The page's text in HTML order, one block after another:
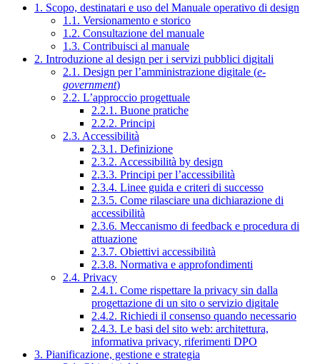
1. Scopo, destinatari e uso del Manuale operativo di design
1.1. Versionamento e storico
1.2. Consultazione del manuale
1.3. Contribuisci al manuale
2. Introduzione al design per i servizi pubblici digitali
2.1. Design per l’amministrazione digitale (e-
government)
2.2. L’approccio progettuale
2.2.1. Buone pratiche
2.2.2. Principi
2.3. Accessibilità
2.3.1. Definizione
2.3.2. Accessibilità by design
2.3.3. Principi per l’accessibilità
2.3.4. Linee guida e criteri di successo
2.3.5. Come rilasciare una dichiarazione di
accessibilità
2.3.6. Meccanismo di feedback e procedura di
attuazione
2.3.7. Obiettivi accessibilità
2.3.8. Normativa e approfondimenti
2.4. Privacy
2.4.1. Come rispettare la privacy sin dalla
progettazione di un sito o servizio digitale
2.4.2. Richiedi il consenso quando necessario
2.4.3. Le basi del sito web: architettura,
informativa privacy, riferimenti DPO
3. Pianificazione, gestione e strategia